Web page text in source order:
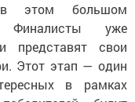
в этом большом
Финалисты уже
представят свои
Этот этап — один
в рамках